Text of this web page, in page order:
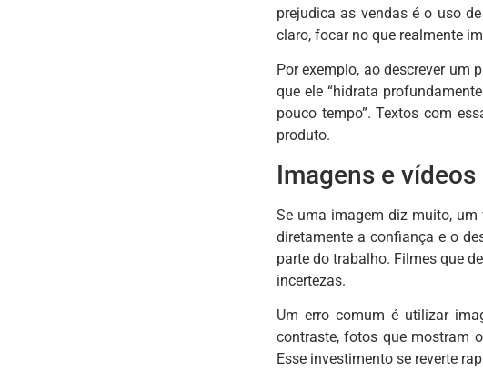
prejudica as vendas é o uso
claro, focar no que realmente
Por exemplo, ao descrever um
que ele “hidrata
pouco tempo”. Textos com
produto.
Imagens e
Se uma imagem diz muito,
diretamente a confiança e o
parte do trabalho. Filmes que
incertezas.
Um erro comum é utilizar
contraste, fotos que mostram
Esse investimento se reverte